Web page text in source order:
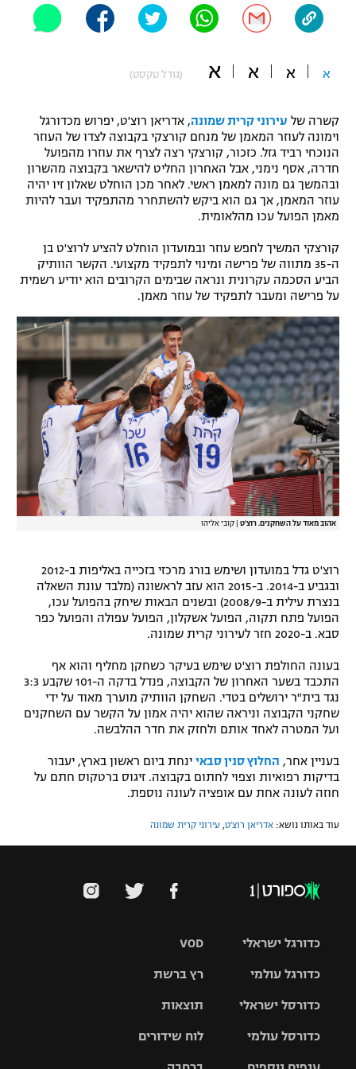
"מחצית בשכונה" – פודקאסט
משתתפים וזוכים בפרסים
תקנון משתתפים וזוכים בפרסים
תקנון עבור פעילות אלקטרה
תקנון עבור פעילות ספורט 1 – "מרלן"
טניס
גיימינג E-Sports
מדיניות פרטיות
תקנון פעילות ספורט 1
רשיון להקרנה פומבית לבית עסק
הצטרפות לחבילת הערוצים
לוח דרושים – ג'ובנט
תגיות
המגזין
אופניים
ספורט מוטורי
פוטבול אמריקאי NFL
בייסבול MLB
ספורט אתגרי ואקסטרים
אומנויות לחימה
גיימינג E-Sports
א א א א (גודל טקסט)
קשרה של עירוני קרית שמונה, אדריאן רוצ'ט, יפרוש מכדורגל
וימונה לעוזר המאמן של מנחם קורצקי בקבוצה לצדו של העוזר
הנוכחי רביד גזל. כזכור, קורצקי רצה לצרף את עוזרו מהפועל
חדרה, אסף נימני, אבל האחרון החליט להישאר בקבוצה מהשרון
ובהמשך גם מונה למאמן ראשי. לאחר מכן הוחלט שאלון זיו יהיה
עוזר המאמן, אך גם הוא ביקש להשתחרר מהתפקיד ועבר להיות
מאמן הפועל עכו מהלאומית.
קורצקי המשיך לחפש עוזר ובמועדון הוחלט להציע לרוצ'ט בן
ה-35 מתווה של פרישה ומינוי לתפקיד מקצועי. הקשר הוותיק
הביע הסכמה עקרונית ונראה שבימים הקרובים הוא יודיע רשמית
על פרישה ומעבר לתפקיד של עוזר מאמן.
אהוב מאוד על השחקנים. רוצ'ט קובי אליהו
רוצ'ט גדל במועדון ושימש בורג מרכזי בזכייה באליפות ב-2012
ובגביע ב-2014. ב-2015 הוא עזב לראשונה (מלבד עונת השאלה
בנצרת עילית ב-2008/9) ובשנים הבאות שיחק בהפועל עכו,
הפועל פתח תקוה, הפועל אשקלון, הפועל עפולה והפועל כפר
סבא. ב-2020 חזר לעירוני קרית שמונה.
בעונה החולפת רוצ'ט שימש בעיקר כשחקן מחליף והוא אף
התכבד בשער האחרון של הקבוצה, פנדל בדקה ה-101 שקבע 3:3
נגד בית"ר ירושלים בטדי. השחקן הוותיק מוערך מאוד על ידי
שחקני הקבוצה וניראה שהוא יהיה אמון על הקשר עם השחקנים
ועל המטרה לאחד אותם ולחזק את חדר ההלבשה.
בעניין אחר, החלוץ סנין סבאי ינחת ביום ראשון בארץ, יעבור
בדיקות רפואיות וצפוי לחתום בקבוצה. זיגוס ברטקוס חתם על
חוזה לעונה אחת עם אופציה לעונה נוספת.
עוד באותו נושא: אדריאן רוצ'ט עירוני קרית שמונה
VOD
רץ ברשת
תוצאות
לוח שידורים
כדורגל ישראלי
גביע הטוטו
כדורגל עולמי
האלופות
כדורסל ישראלי
סל
כדורסל עולמי